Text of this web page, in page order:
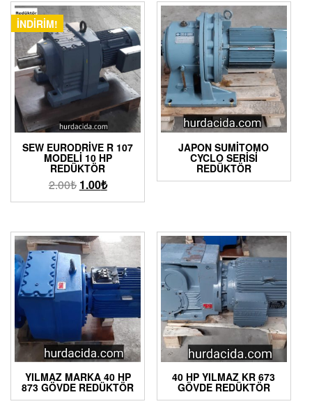
İNDIRIM!
SEW EURODRIVE R 107
MODELI 10 HP
REDÜKTÖR
2.00₺ 1.00₺
JAPON SUMITOMO
CYCLO SERISI
REDÜKTÖR
YILMAZ MARKA 40 HP
873 GÖVDE REDÜKTÖR
40 HP YILMAZ KR 673
GÖVDE REDÜKTÖR